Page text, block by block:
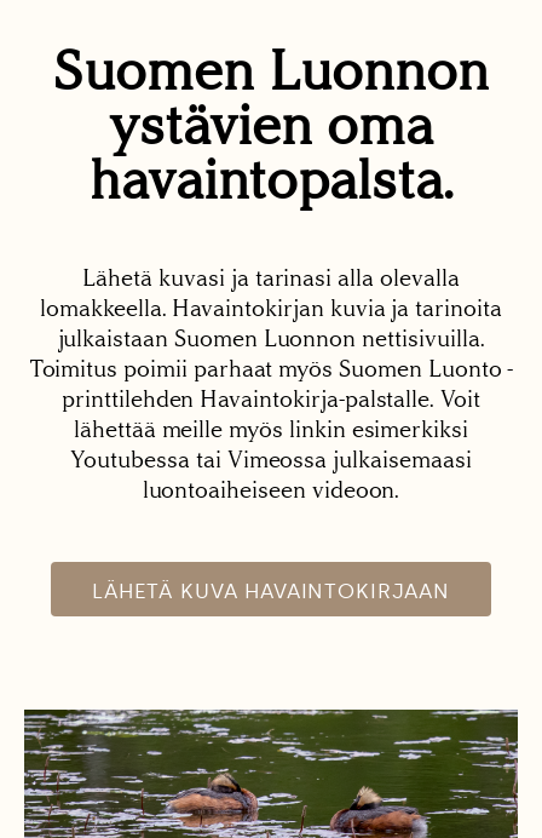
Suomen Luonnon
ystävien oma
havaintopalsta.
Lähetä kuvasi ja tarinasi alla olevalla
lomakkeella. Havaintokirjan kuvia ja tarinoita
julkaistaan Suomen Luonnon nettisivuilla.
Toimitus poimii parhaat myös Suomen Luonto -
printtilehden Havaintokirja-palstalle. Voit
lähettää meille myös linkin esimerkiksi
Youtubessa tai Vimeossa julkaisemaasi
luontoaiheiseen videoon.
LÄHETÄ KUVA HAVAINTOKIRJAAN